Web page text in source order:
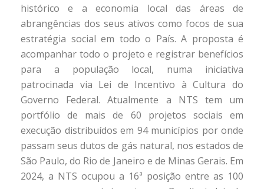
histórico e a economia local das áreas de
abrangências dos seus ativos como focos de sua
estratégia social em todo o País. A proposta é
acompanhar todo o projeto e registrar benefícios
para a população local, numa iniciativa
patrocinada via Lei de Incentivo à Cultura do
Governo Federal. Atualmente a NTS tem um
portfólio de mais de 60 projetos sociais em
execução distribuídos em 94 municípios por onde
passam seus dutos de gás natural, nos estados de
São Paulo, do Rio de Janeiro e de Minas Gerais. Em
2024, a NTS ocupou a 16ª posição entre as 100